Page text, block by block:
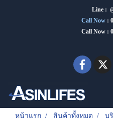
Line :
Call Now :
Call Now :
หน้าแรก สินค้าทั้งหมด บ